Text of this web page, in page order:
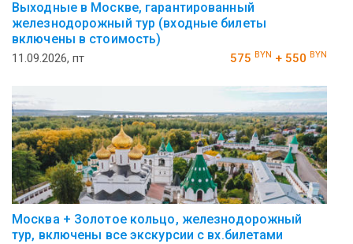
Выходные в Москве, гарантированный
железнодорожный тур (входные билеты
включены в стоимость)
11.09.2026, пт 575 BYN + 550 BYN
Москва + Золотое кольцо, железнодорожный
тур, включены все экскурсии с вх.билетами